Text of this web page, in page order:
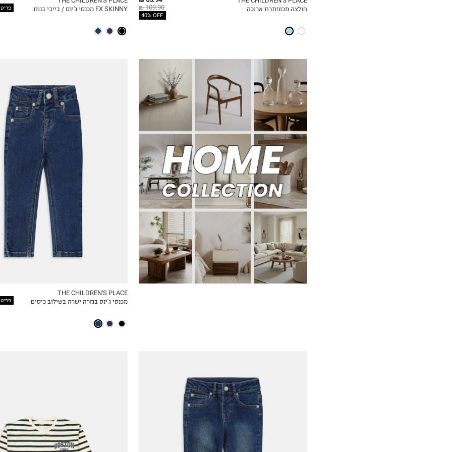
MY LIST
109.90 ₪
40% OFF
חולצה מכופתרת ארוכה
MY LIST פריט
FX SKINNY מכנסי ג'ינס / בייבי בנות
MY LIST
12-18M
18-24M
2Y
3Y
פריט
THE CHILDREN'S PLACE
מכנסי ג'ינס בגזרה ישרה בשילוב כיסים